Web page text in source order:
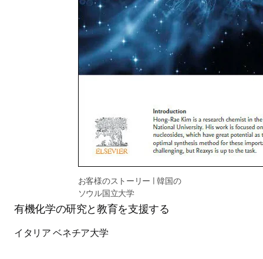
お客様のストーリー | 韓国の
ソウル国立大学
有機化学の研究と教育を支援する
イタリア ベネチア大学